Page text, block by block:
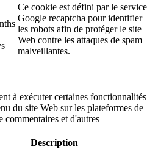
Ce cookie est défini par le service
Google recaptcha pour identifier
les robots afin de protéger le site
Web contre les attaques de spam
malveillantes.
à exécuter certaines fonctionnalités
du site Web sur les plateformes de
commentaires et d'autres
Description